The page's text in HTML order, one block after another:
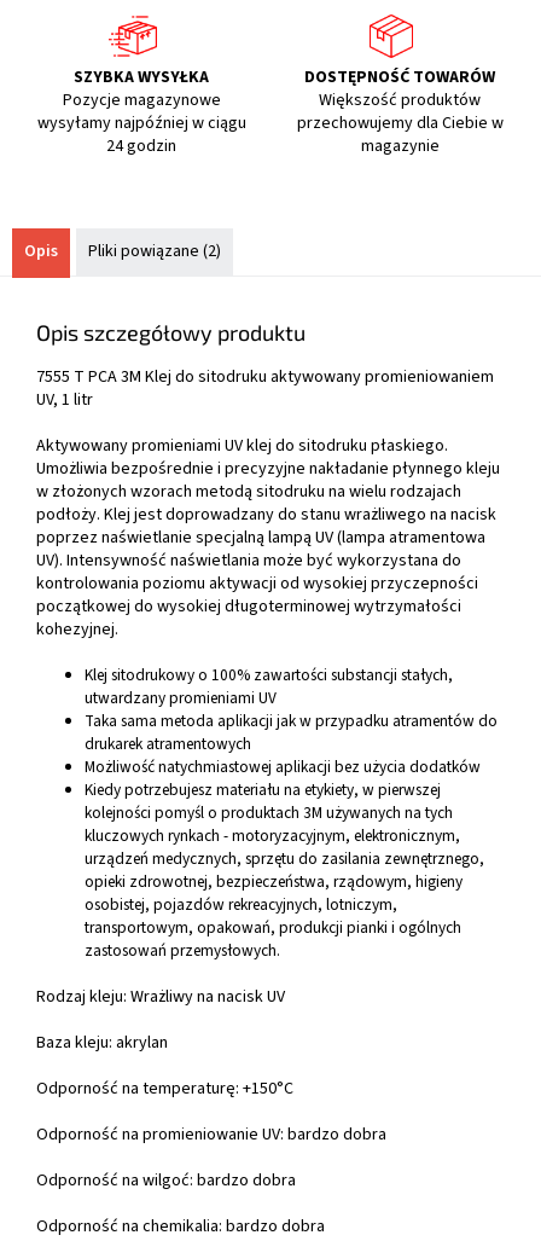
SZYBKA WYSYŁKA
Pozycje magazynowe
wysyłamy najpóźniej w ciągu
24 godzin
DOSTĘPNOŚĆ TOWARÓW
Większość produktów
przechowujemy dla Ciebie w
magazynie
Opis Pliki powiązane (2)
Opis szczegółowy produktu
7555 T PCA 3M Klej do sitodruku aktywowany promieniowaniem
UV, 1 litr
Aktywowany promieniami UV klej do sitodruku płaskiego.
Umożliwia bezpośrednie i precyzyjne nakładanie płynnego kleju
w złożonych wzorach metodą sitodruku na wielu rodzajach
podłoży. Klej jest doprowadzany do stanu wrażliwego na nacisk
poprzez naświetlanie specjalną lampą UV (lampa atramentowa
UV). Intensywność naświetlania może być wykorzystana do
kontrolowania poziomu aktywacji od wysokiej przyczepności
początkowej do wysokiej długoterminowej wytrzymałości
kohezyjnej.
Klej sitodrukowy o 100% zawartości substancji stałych,
utwardzany promieniami UV
Taka sama metoda aplikacji jak w przypadku atramentów do
drukarek atramentowych
Możliwość natychmiastowej aplikacji bez użycia dodatków
Kiedy potrzebujesz materiału na etykiety, w pierwszej
kolejności pomyśl o produktach 3M używanych na tych
kluczowych rynkach - motoryzacyjnym, elektronicznym,
urządzeń medycznych, sprzętu do zasilania zewnętrznego,
opieki zdrowotnej, bezpieczeństwa, rządowym, higieny
osobistej, pojazdów rekreacyjnych, lotniczym,
transportowym, opakowań, produkcji pianki i ogólnych
zastosowań przemysłowych.
Rodzaj kleju: Wrażliwy na nacisk UV
Baza kleju: akrylan
Odporność na temperaturę: +150°C
Odporność na promieniowanie UV: bardzo dobra
Odporność na wilgoć: bardzo dobra
Odporność na chemikalia: bardzo dobra